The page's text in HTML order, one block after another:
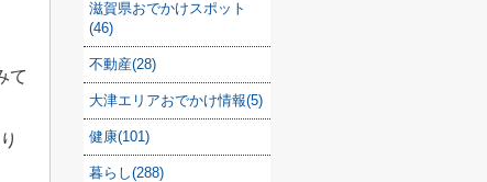
て
滋賀県おでかけスポット
(46)
不動産(28)
大津エリアおでかけ情報(5)
健康(101)
暮らし(288)